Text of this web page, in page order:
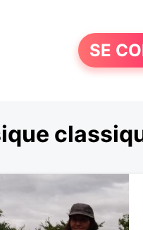
SE